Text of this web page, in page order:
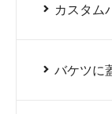
カスタム
バケツに